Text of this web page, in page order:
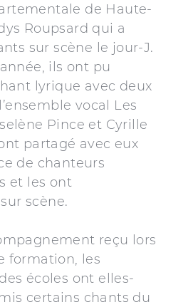
de Haute-
Roupsard qui a
sur scène le jour-J.
ils ont pu
lyrique avec deux
vocal Les
Pince et Cyrille
partagé avec eux
de chanteurs
et les ont
scène.
reçu lors
formation, les
écoles ont elles-
certains chants du